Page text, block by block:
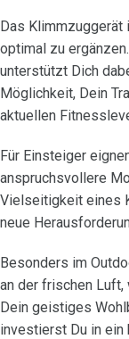
Das
optimal zu
unterstützt Dich
Möglichkeit, Dein
aktuellen
Für Einsteiger
anspruchsvollere
Vielseitigkeit eines
neue
Besonders im
an der frischen Luft,
Dein geistiges
investierst Du in